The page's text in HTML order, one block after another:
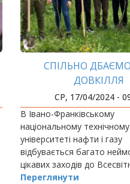
СПІЛЬНО
ДОВКІЛЛЯ
СР, 17/04/2024 -
В Івано-Франківському
національному технічному
університеті нафти і газу
відбувається багато
цікавих заходів до
Землі, який відзначають 22
Переглянути